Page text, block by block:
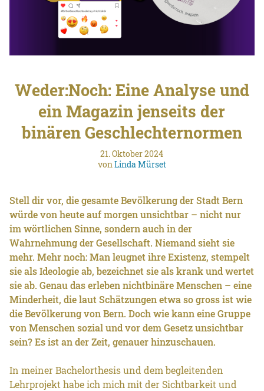
Weder:Noch: Eine Analyse und
ein Magazin jenseits der
binären Geschlechternormen
21. Oktober 2024
vonLinda Mürset
Stell dir vor, die gesamte Bevölkerung der Stadt Bern
würde von heute auf morgen unsichtbar – nicht nur
im wörtlichen Sinne, sondern auch in der
Wahrnehmung der Gesellschaft. Niemand sieht sie
mehr. Mehr noch: Man leugnet ihre Existenz, stempelt
sie als Ideologie ab, bezeichnet sie als krank und wertet
sie ab. Genau das erleben nichtbinäre Menschen – eine
Minderheit, die laut Schätzungen etwa so gross ist wie
die Bevölkerung von Bern. Doch wie kann eine Gruppe
von Menschen sozial und vor dem Gesetz unsichtbar
sein? Es ist an der Zeit, genauer hinzuschauen.
In meiner Bachelorthesis und dem begleitenden
Lehrprojekt habe ich mich mit der Sichtbarkeit und